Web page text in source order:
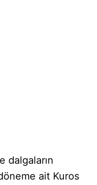
dalgaların
ait Kuros